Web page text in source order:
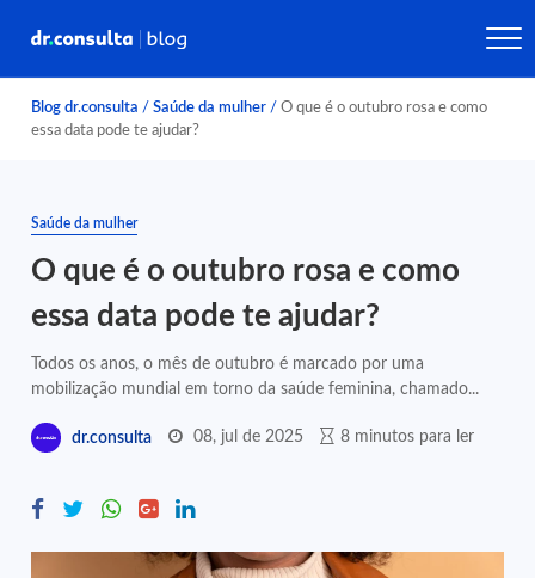
Blog dr.consulta / Saúde da mulher / O que é o outubro rosa e como
essa data pode te ajudar?
Saúde da mulher
O que é o outubro rosa e como
essa data pode te ajudar?
Todos os anos, o mês de outubro é marcado por uma
mobilização mundial em torno da saúde feminina, chamado...
dr.consulta 08, jul de 2025 8 minutos para ler